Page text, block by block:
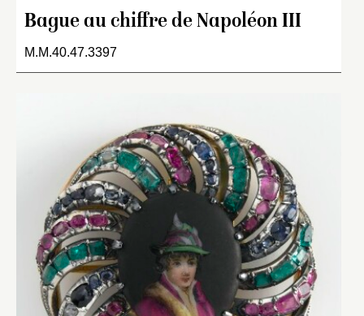
Bague au chiffre de Napoléon III
M.M.40.47.3397